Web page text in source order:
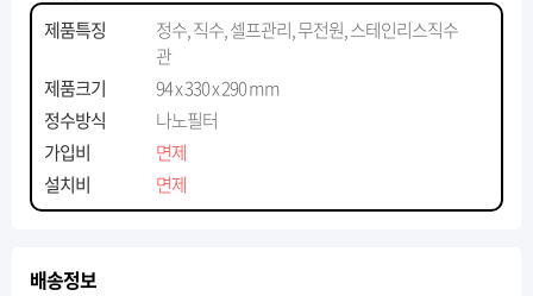
제품특징
정수, 직수, 셀프관리, 무전원, 스테인리스직수
관
제품크기
94 x 330 x 290 mm
정수방식
나노필터
가입비
면제
설치비
면제
배송정보